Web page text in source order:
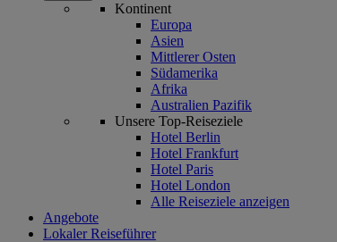
Kontinent
Europa
Asien
Mittlerer Osten
Südamerika
Afrika
Australien Pazifik
Unsere Top-Reiseziele
Hotel Berlin
Hotel Frankfurt
Hotel Paris
Hotel London
Alle Reiseziele anzeigen
Angebote
Lokaler Reiseführer